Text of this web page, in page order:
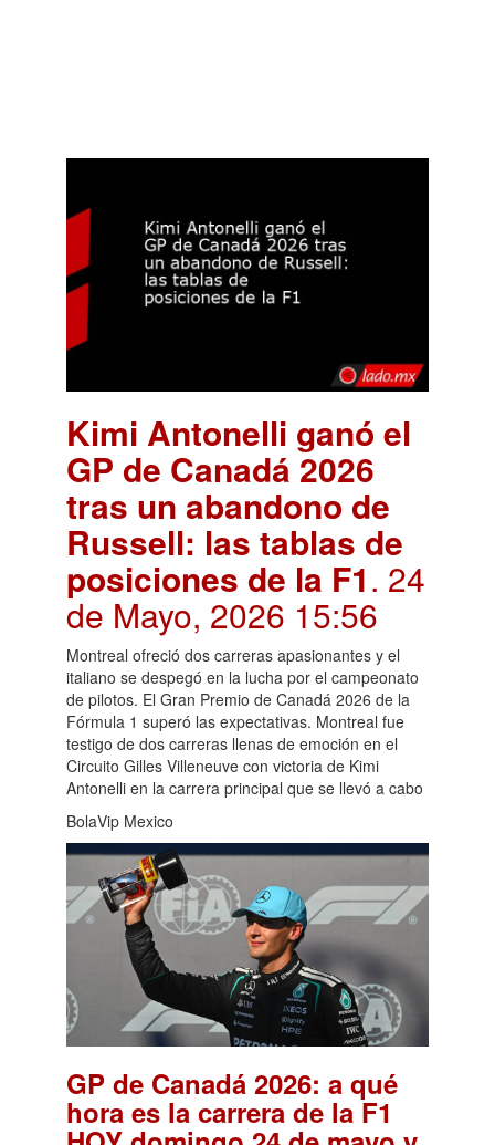
Kimi Antonelli ganó el
GP de Canadá 2026
tras un abandono de
Russell: las tablas de
posiciones de la F1. 24
de Mayo, 2026 15:56
Montreal ofreció dos carreras apasionantes y el
italiano se despegó en la lucha por el campeonato
de pilotos. El Gran Premio de Canadá 2026 de la
Fórmula 1 superó las expectativas. Montreal fue
testigo de dos carreras llenas de emoción en el
Circuito Gilles Villeneuve con victoria de Kimi
Antonelli en la carrera principal que se llevó a cabo
BolaVip Mexico
GP de Canadá 2026: a qué
hora es la carrera de la F1